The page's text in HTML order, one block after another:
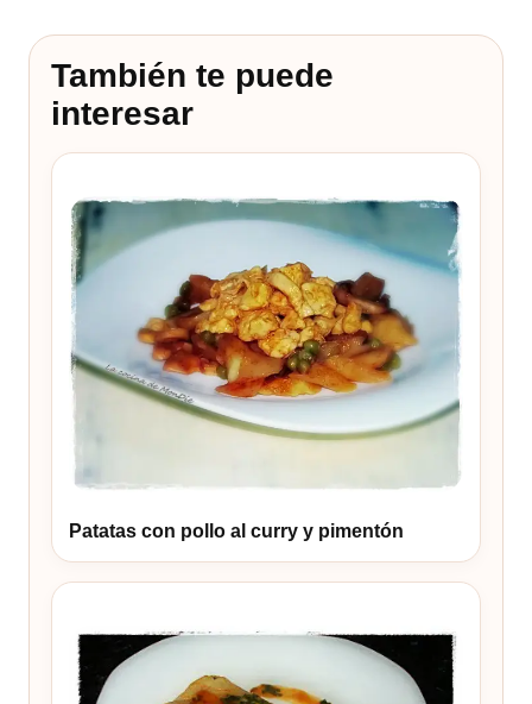
También te puede
interesar
Patatas con pollo al curry y pimentón